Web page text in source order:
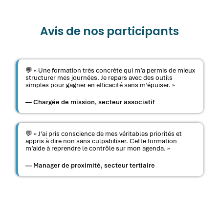
Avis de nos participants
💬 « Une formation très concrète qui m’a permis de mieux
structurer mes journées. Je repars avec des outils
simples pour gagner en efficacité sans m’épuiser. »
— Chargée de mission, secteur associatif
💬 « J’ai pris conscience de mes véritables priorités et
appris à dire non sans culpabiliser. Cette formation
m’aide à reprendre le contrôle sur mon agenda. »
— Manager de proximité, secteur tertiaire